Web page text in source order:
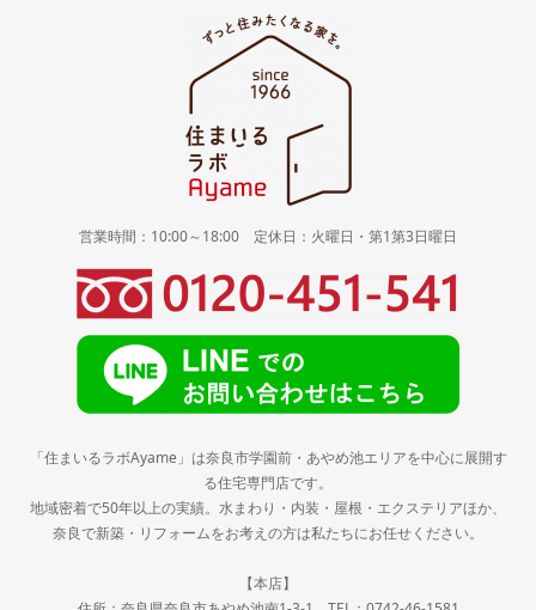
営業時間：10:00～18:00 定休日：火曜日・第1第3日曜日
「住まいるラボAyame」は奈良市学園前・あやめ池エリアを中心に展開す
る住宅専門店です。
地域密着で50年以上の実績。水まわり・内装・屋根・エクステリアほか、
奈良で新築・リフォームをお考えの方は私たちにお任せください。
【本店】